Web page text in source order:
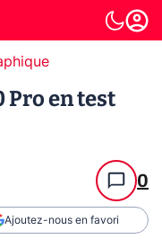
Pro en test
0
Ajoutez-nous en favori